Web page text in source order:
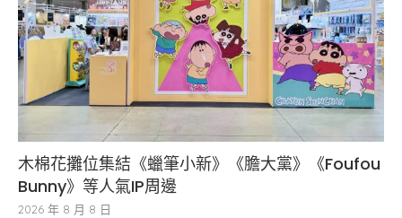
木棉花攤位集結《蠟筆小新》《膽大黨》《Foufou
Bunny》等人氣IP周邊
2026 年 8 月 8 日